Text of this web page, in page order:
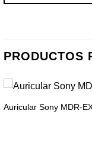
PRODUCTOS
Auricular Sony MDR-